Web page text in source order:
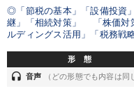
テーマ
井上和弘の財務力UP
◎「節税の基本」「設備投資
継」「相続対策」 「株価対
ルディングス活用」「税
形 態
headset 音声 （どの形態でも内容は同